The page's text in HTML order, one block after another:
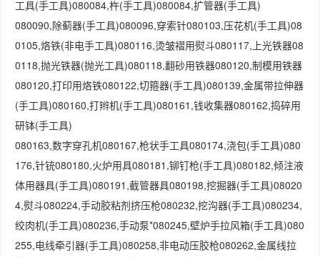
工具(手工具)080084,杵(手工具)080084,扩管器(手工具)
080090,除蓟器(手工具)080096,穿索针080103,压花机(手工具)08
0105,烙铁(非电手工具)080116,烫皱褶用熨斗080117,上光铁器08
0118,抛光铁器(抛光工具)080118,翻砂用铁器080120,制模用铁器
080120,打印用烙铁080122,切箍器(手工具)080139,金属带拉伸器
(手工具)080160,打辫机(手工具)080161,钱收集器080162,捣碎用
研钵(手工具)
080163,数字穿孔机080167,枪状手工具080174,浇包(手工具)080
176,针铳080180,火炉用具080181,铆钉枪(手工具)080182,倾注液
体用器具(手工具)080191,截管器具080198,挖掘器(手工具)08020
4,熨斗080224,手动胶粘剂挤压枪080232,挖沟器(手工具)080234,
绞肉机(手工具)080236,手动泵*080245,壁炉手拉风箱(手工具)080
255,电线牵引器(手工具)080258,非电动压胶枪080262,金属线拉